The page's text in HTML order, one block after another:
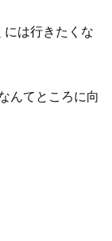
には行きたくな
んてところに向